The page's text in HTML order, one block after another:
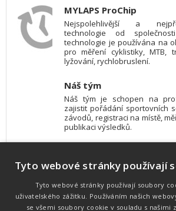
MYLAPS ProChip
Nejspolehlivější a
technologie od
technologie je používána na
pro měření cyklistiky, MTB,
lyžování, rychlobruslení.
Náš tým
Náš tým je schopen na
zajistit pořádání sportovních
závodů, registraci na místě,
publikaci výsledků.
Pro měření, zpracování a
používáme software
online publikovat výsledky
obrazovky a s
webových stránkách.
Tyto webové stránky používají
Tyto webové stránky používají soubory
uživatelského zážitku. Používáním našich
se všemi soubory cookie v souladu s našimi